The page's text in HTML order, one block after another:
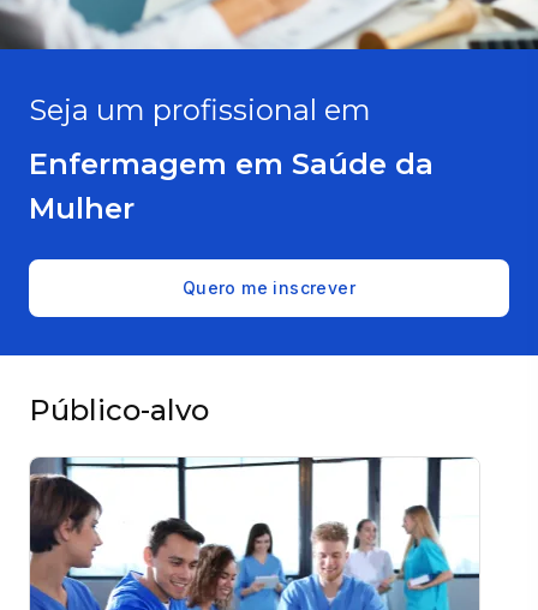
Seja um profissional em
Enfermagem em Saúde da
Mulher
Quero me inscrever
Público-alvo